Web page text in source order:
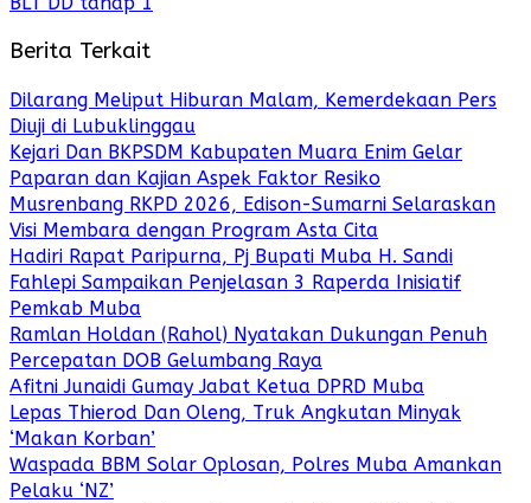
Berita Terkait
Dilarang Meliput Hiburan Malam, Kemerdekaan Pers
Diuji di Lubuklinggau
Kejari Dan BKPSDM Kabupaten Muara Enim Gelar
Paparan dan Kajian Aspek Faktor Resiko
Musrenbang RKPD 2026, Edison-Sumarni Selaraskan
Visi Membara dengan Program Asta Cita
Hadiri Rapat Paripurna, Pj Bupati Muba H. Sandi
Fahlepi Sampaikan Penjelasan 3 Raperda Inisiatif
Pemkab Muba
Ramlan Holdan (Rahol) Nyatakan Dukungan Penuh
Percepatan DOB Gelumbang Raya
Afitni Junaidi Gumay Jabat Ketua DPRD Muba
Lepas Thierod Dan Oleng, Truk Angkutan Minyak
‘Makan Korban’
Waspada BBM Solar Oplosan, Polres Muba Amankan
Pelaku ‘NZ’